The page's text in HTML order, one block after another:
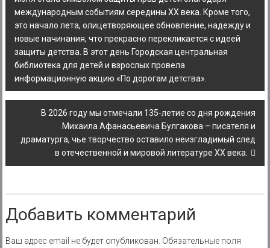
международным событиям середины XX века. Кроме того,
это начало лета, олицетворяющее обновление, надежду и
новые начинания, что прекрасно перекликается с идеей
защиты детства. В этот день Городская центральная
библиотека для детей и взрослых провела
информационную акцию «По дорогам детства».
В 2026 году мы отмечали 135-летие со дня рождения
Михаила Афанасьевича Булгакова – писателя и
драматурга, чье творчество оставило неизгладимый след
в отечественной и мировой литературе XX века.
Добавить комментарий
Ваш адрес email не будет опубликован. Обязательные поля